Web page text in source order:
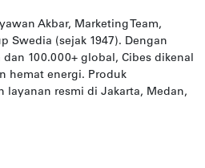
Akbar, Marketing Team,
Swedia (sejak 1947). Dengan
100.000+ global, Cibes dikenal
hemat energi. Produk
layanan resmi di Jakarta, Medan,